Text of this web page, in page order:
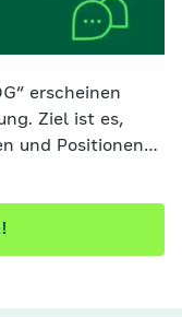
erscheinen
Ziel ist es,
und Positionen